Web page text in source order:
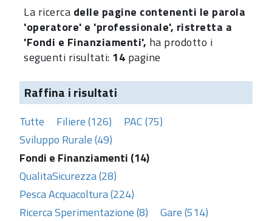
La ricerca delle pagine contenenti le parola
'operatore' e 'professionale', ristretta a
'Fondi e Finanziamenti', ha prodotto i
seguenti risultati: 14 pagine
Raffina i risultati
Tutte Filiere (126)
PAC (75)
Sviluppo Rurale (49)
Fondi e Finanziamenti (14)
QualitaSicurezza (28)
Pesca Acquacoltura (224)
Ricerca Sperimentazione (8)
Gare (514)